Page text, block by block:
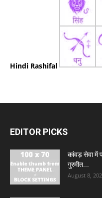
Hindi Rashifal
EDITOR PICKS
कांवड़ सेवा में
गुरमीत...
August 8,